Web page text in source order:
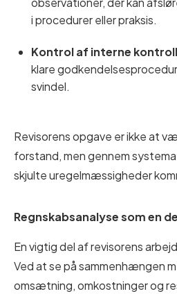
i procedurer eller praksis.
Kontrol af interne
klare
svindel.
Revisorens opgave er ikke at
forstand, men gennem
skjulte uregelmæssigheder
Regnskabsanalyse som en
En vigtig del af revisorens
Ved at se på sammenhængen
omsætning, omkostninger og